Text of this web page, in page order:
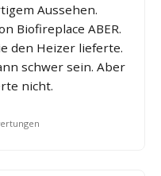
Aussehen.
Biofireplace ABER.
den Heizer lieferte.
schwer sein. Aber
nicht.